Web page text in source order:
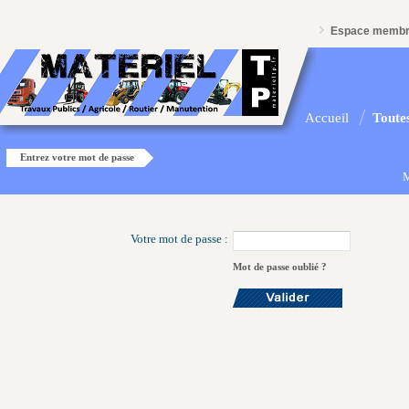
Espace
Accueil
Entrez votre mot de passe
Votre mot de passe :
Mot de passe oublié ?